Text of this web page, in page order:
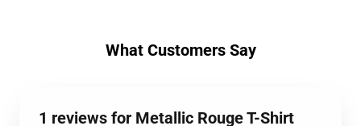
What Customers Say
1 reviews for Metallic Rouge T-Shirt